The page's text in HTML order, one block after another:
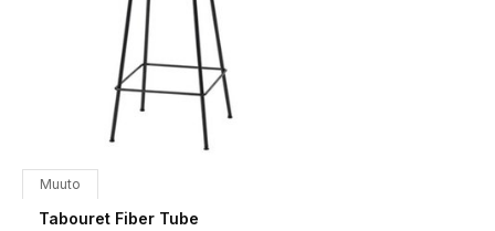
Muuto
Tabouret Fiber Tube